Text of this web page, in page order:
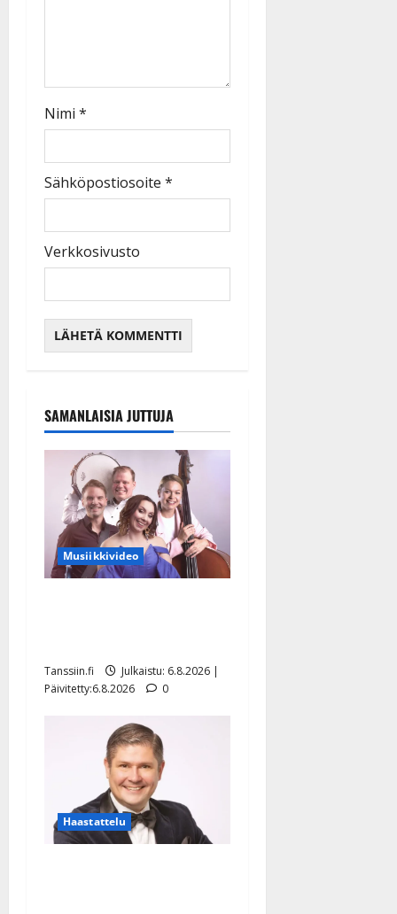
Nimi *
Sähköpostiosoite *
Verkkosivusto
SAMANLAISIA JUTTUJA
Musiikkivideo
Tanssiin.fi
Julkaistu: 6.8.2026 |
Päivitetty:6.8.2026
0
Haastattelu